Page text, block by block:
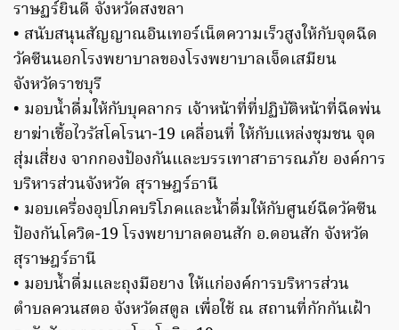
ราษฏร์ยินดี จังหวัดสงขลา
• สนับสนุนสัญญาณอินเทอร์เน็ตความเร็วสูงให้กับจุดฉีด
วัคซีนนอกโรงพยาบาลของโรงพยาบาลเจ็ดเสมียน
จังหวัดราชบุรี
• มอบน้ำดื่มให้กับบุคลากร เจ้าหน้าที่ที่ปฏิบัติหน้าที่ฉีดพ่น
ยาฆ่าเชื้อไวรัสโคโรนา-19 เคลื่อนที่ ให้กับแหล่งชุมชน จุด
สุ่มเสี่ยง จากกองป้องกันและบรรเทาสาธารณภัย องค์การ
บริหารส่วนจังหวัด สุราษฎร์ธานี
• มอบเครื่องอุปโภคบริโภคและน้ำดื่มให้กับศูนย์ฉีดวัคซีน
ป้องกันโควิด-19 โรงพยาบาลดอนสัก อ.ดอนสัก จังหวัด
สุราษฎร์ธานี
• มอบน้ำดื่มและถุงมือยาง ให้แก่องค์การบริหารส่วน
ตำบลควนสตอ จังหวัดสตูล เพื่อใช้ ณ สถานที่กักกันเฝ้า